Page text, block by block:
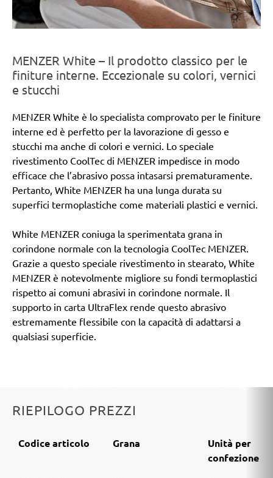
MENZER White – Il prodotto classico per le
finiture interne. Eccezionale su colori, vernici
e stucchi
MENZER White è lo specialista comprovato per le finiture
interne ed è perfetto per la lavorazione di gesso e
stucchi ma anche di colori e vernici. Lo speciale
rivestimento CoolTec di MENZER impedisce in modo
efficace che l’abrasivo possa intasarsi prematuramente.
Pertanto, White MENZER ha una lunga durata su
superfici termoplastiche come materiali plastici e vernici.
White MENZER coniuga la sperimentata grana in
corindone normale con la tecnologia CoolTec MENZER.
Grazie a questo speciale rivestimento in stearato, White
MENZER è notevolmente migliore su fondi termoplastici
rispetto ai comuni abrasivi in corindone normale. Il
supporto in carta UltraFlex rende questo abrasivo
estremamente flessibile con la capacità di adattarsi a
qualsiasi superficie.
RIEPILOGO PREZZI
Codice articolo Grana
Unità per
confezione